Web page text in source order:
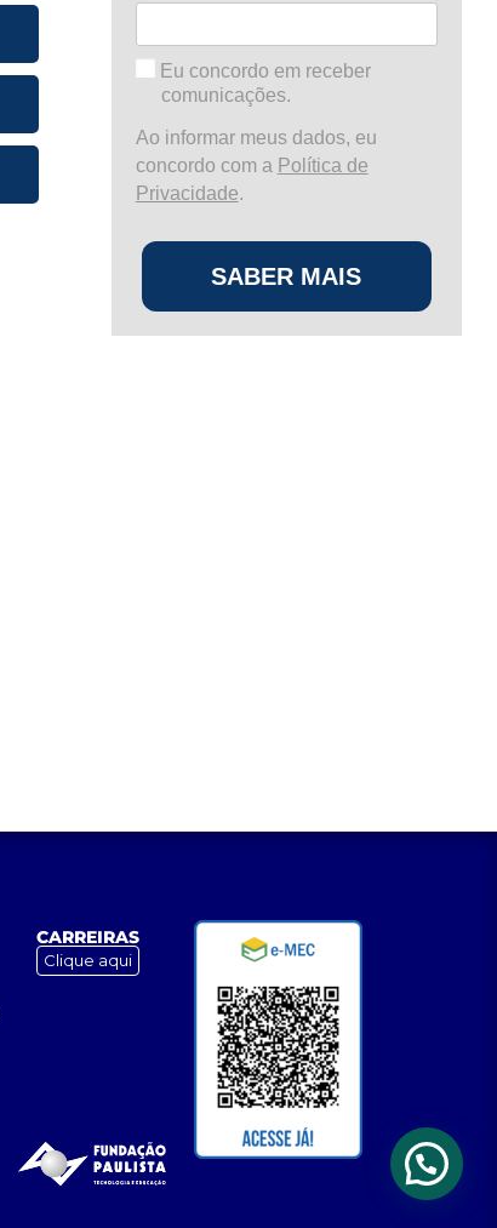
Eu concordo em receber
comunicações.
Ao informar meus dados, eu
concordo com a Política de
Privacidade.
SABER MAIS
CARREIRAS
Clique aqui